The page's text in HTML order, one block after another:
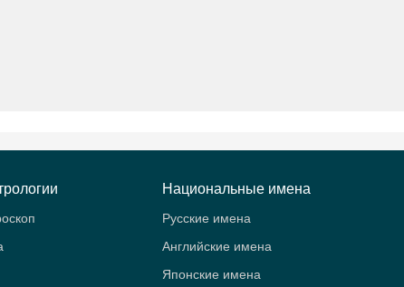
Национальные имена
Русские имена
Английские имена
Японские имена